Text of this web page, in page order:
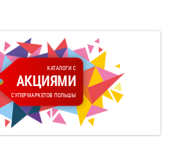
КАТАЛОГИ С
АКЦИЯМИ
СУПЕРМАРКЕТОВ ПОЛЬШЫ